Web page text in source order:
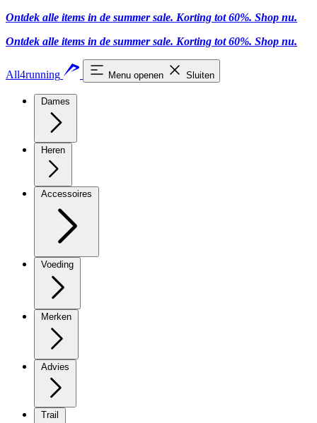
Ontdek alle items in de summer sale. Korting tot 60%. Shop nu.
Ontdek alle items in de summer sale. Korting tot 60%. Shop nu.
All4running Menu openen Sluiten
Dames
Heren
Accessoires
Voeding
Merken
Advies
Trail